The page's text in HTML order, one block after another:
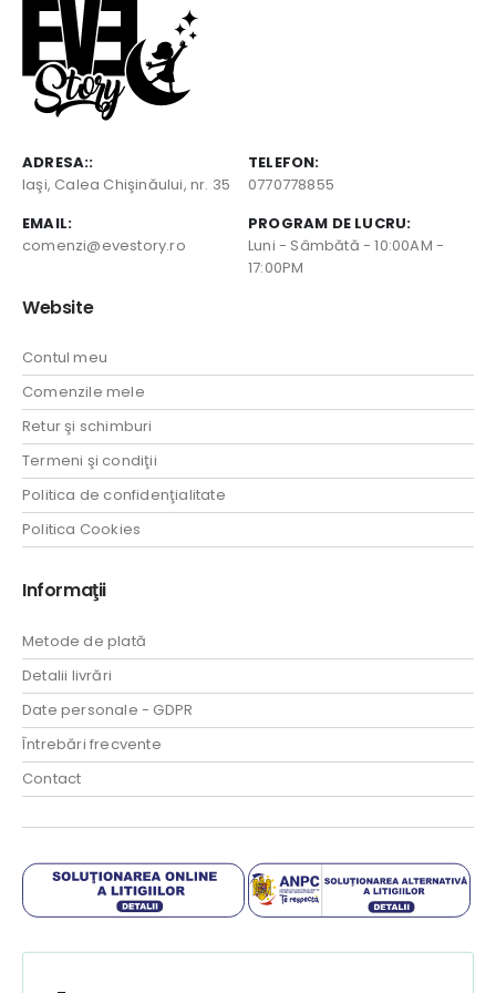
ADRESA::
Iaşi, Calea Chişinăului, nr. 35
TELEFON:
0770778855
EMAIL:
comenzi@evestory.ro
PROGRAM DE LUCRU:
Luni - Sâmbătă - 10:00AM -
17:00PM
Website
Contul meu
Comenzile mele
Retur şi schimburi
Termeni şi condiţii
Politica de confidenţialitate
Politica Cookies
Informaţii
Metode de plată
Detalii livrări
Date personale - GDPR
Întrebări frecvente
Contact